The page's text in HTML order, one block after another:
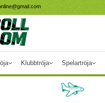
Klubbtröja Spelartröja